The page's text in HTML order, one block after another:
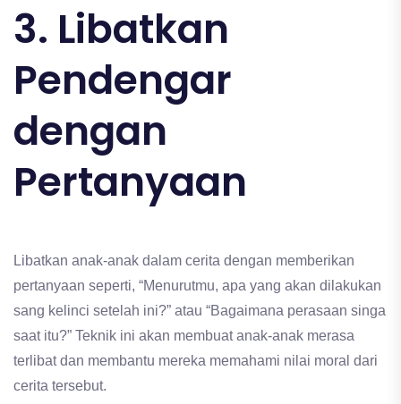
3. Libatkan
Pendengar
dengan
Pertanyaan
Libatkan anak-anak dalam cerita dengan memberikan
pertanyaan seperti, “Menurutmu, apa yang akan dilakukan
sang kelinci setelah ini?” atau “Bagaimana perasaan singa
saat itu?” Teknik ini akan membuat anak-anak merasa
terlibat dan membantu mereka memahami nilai moral dari
cerita tersebut.